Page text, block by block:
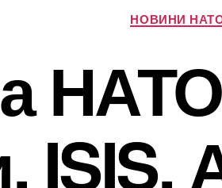
НОВИНИ
ISIS,